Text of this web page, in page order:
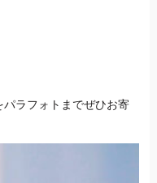
ラフォトまでぜひお寄